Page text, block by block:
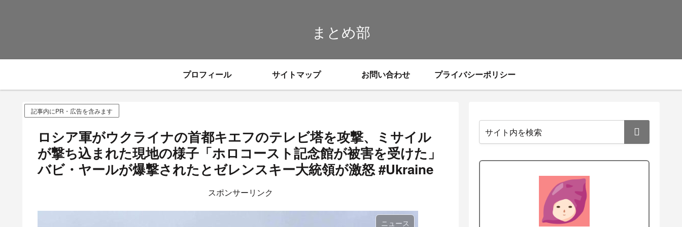
まとめ部
プロフィール サイトマップ お問い合わせ プライバシーポリシー
記事内にPR・広告を含みます
ロシア軍がウクライナの首都キエフのテレビ塔を攻撃、ミサイル
が撃ち込まれた現地の様子「ホロコースト記念館が被害を受けた」
バビ・ヤールが爆撃されたとゼレンスキー大統領が激怒 #Ukraine
スポンサーリンク